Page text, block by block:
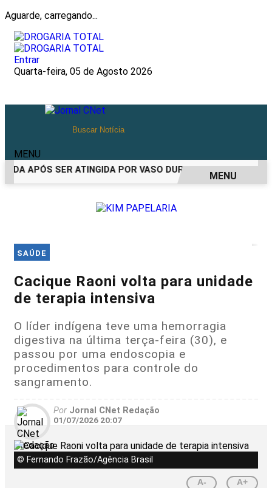
Aguarde, carregando...
Entrar
Quarta-feira, 05 de Agosto 2026
MENU
APÓS SER ATINGIDA POR VASO DURANTE BRIGA
MENU
SAÚDE
Cacique Raoni volta para unidade
de terapia intensiva
O líder indígena teve uma hemorragia
digestiva na última terça-feira (30), e
passou por uma endoscopia e
procedimentos para controle do
sangramento.
Por Jornal CNet Redação
01/07/2026 20:07
© Fernando Frazão/Agência Brasil
A- A+